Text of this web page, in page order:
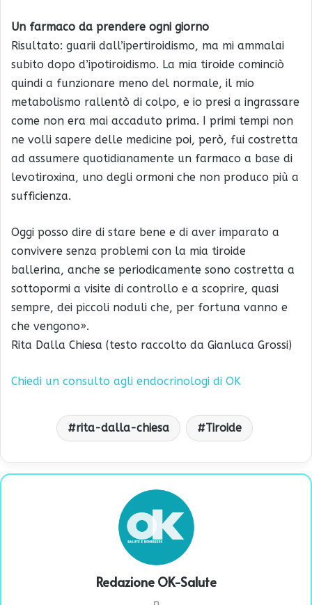
Un farmaco da prendere ogni giorno
Risultato: guarii dall’ipertiroidismo, ma mi ammalai
subito dopo d’ipotiroidismo. La mia tiroide cominciò
quindi a funzionare meno del normale, il mio
metabolismo rallentò di colpo, e io presi a ingrassare
come non era mai accaduto prima. I primi tempi non
ne volli sapere delle medicine poi, però, fui costretta
ad assumere quotidianamente un farmaco a base di
levotiroxina, uno degli ormoni che non produco più a
sufficienza.
Oggi posso dire di stare bene e di aver imparato a
convivere senza problemi con la mia tiroide
ballerina, anche se periodicamente sono costretta a
sottopormi a visite di controllo e a scoprire, quasi
sempre, dei piccoli noduli che, per fortuna vanno e
che vengono».
Rita Dalla Chiesa (testo raccolto da Gianluca Grossi)
Chiedi un consulto agli endocrinologi di OK
rita-dalla-chiesa Tiroide
Redazione OK-Salute